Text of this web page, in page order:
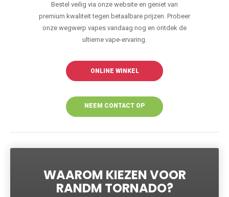
Bestel veilig via onze website en geniet van
premium kwaliteit tegen betaalbare prijzen. Probeer
onze wegwerp vapes vandaag nog en ontdek de
ultieme vape-ervaring.
ONLINE WINKEL
NEEM CONTACT OP
WAAROM KIEZEN VOOR
RANDM TORNADO?